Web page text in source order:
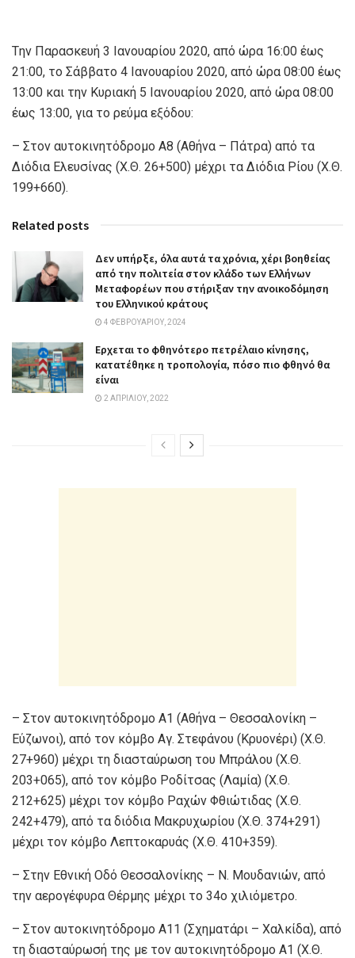
Tην Παρασκευή 3 Ιανουαρίου 2020, από ώρα 16:00 έως
21:00, το Σάββατο 4 Ιανουαρίου 2020, από ώρα 08:00 έως
13:00 και την Κυριακή 5 Ιανουαρίου 2020, από ώρα 08:00
έως 13:00, για το ρεύμα εξόδου:
– Στον αυτοκινητόδρομο Α8 (Αθήνα – Πάτρα) από τα
Διόδια Ελευσίνας (Χ.Θ. 26+500) μέχρι τα Διόδια Ρίου (Χ.Θ.
199+660).
Related posts
Δεν υπήρξε, όλα αυτά τα χρόνια, χέρι βοηθείας
από την πολιτεία στον κλάδο των Ελλήνων
Μεταφορέων που στήριξαν την ανοικοδόμηση
του Ελληνικού κράτους
4 ΦΕΒΡΟΥΑΡΊΟΥ, 2024
Ερχεται το φθηνότερο πετρέλαιο κίνησης,
κατατέθηκε η τροπολογία, πόσο πιο φθηνό θα
είναι
2 ΑΠΡΙΛΊΟΥ, 2022
– Στον αυτοκινητόδρομο Α1 (Αθήνα – Θεσσαλονίκη –
Εύζωνοι), από τον κόμβο Αγ. Στεφάνου (Κρυονέρι) (Χ.Θ.
27+960) μέχρι τη διασταύρωση του Μπράλου (Χ.Θ.
203+065), από τον κόμβο Ροδίτσας (Λαμία) (Χ.Θ.
212+625) μέχρι τον κόμβο Ραχών Φθιώτιδας (Χ.Θ.
242+479), από τα διόδια Μακρυχωρίου (Χ.Θ. 374+291)
μέχρι τον κόμβο Λεπτοκαρυάς (Χ.Θ. 410+359).
– Στην Εθνική Οδό Θεσσαλονίκης – Ν. Μουδανιών, από
την αερογέφυρα Θέρμης μέχρι το 34ο χιλιόμετρο.
– Στον αυτοκινητόδρομο Α11 (Σχηματάρι – Χαλκίδα), από
τη διασταύρωσή της με τον αυτοκινητόδρομο Α1 (Χ.Θ.